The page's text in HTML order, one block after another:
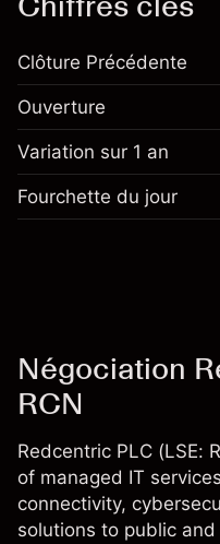
Clôture Précédente
Ouverture
Variation sur 1 an
Fourchette du jour
Négociation
RCN
Redcentric PLC (LSE:
of managed IT
connectivity,
solutions to public